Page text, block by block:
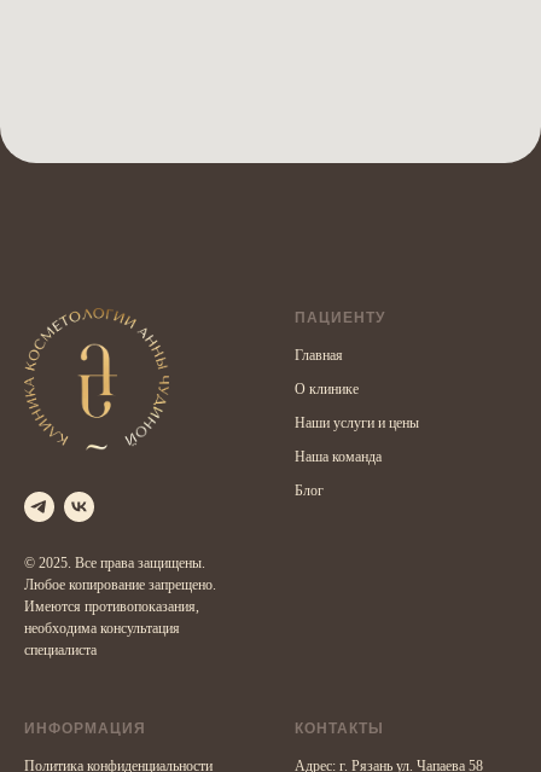
© 2025. Все права защищены.
Любое копирование запрещено.
Имеются противопоказания,
необходима консультация
специалиста
ПАЦИЕНТУ
Главная
О клинике
Наши услуги и цены
Наша команда
Блог
ИНФОРМАЦИЯ
Политика конфиденциальности
КОНТАКТЫ
Адрес: г. Рязань ул. Чапаева 58